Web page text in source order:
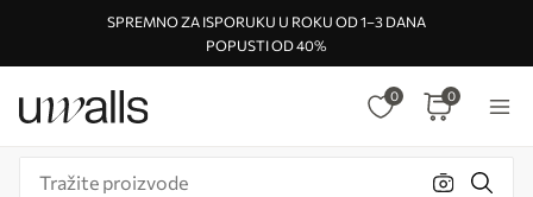
SPREMNO ZA ISPORUKU U ROKU OD 1–3 DANA
POPUSTI OD 40%
0 0